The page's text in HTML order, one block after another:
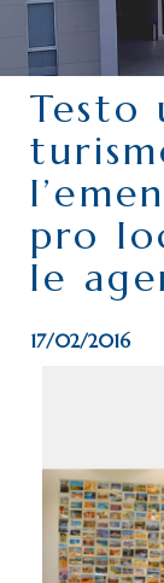
ATTIVITÀ
PERIODICO
PERCHÉ
DOVE SIAMO
CONTATTI
Testo
pro
le
17/02/2016